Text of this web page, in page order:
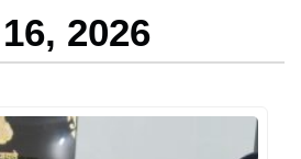
2026